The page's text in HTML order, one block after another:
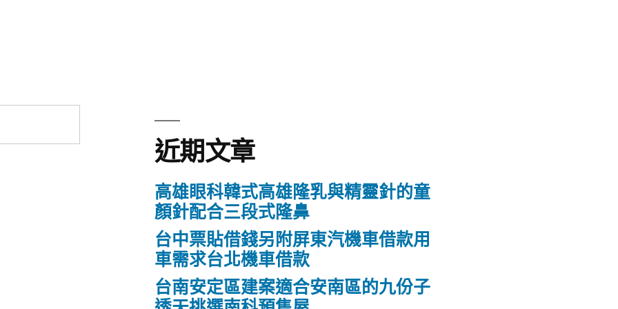
近期文章
高雄眼科韓式高雄隆乳與精靈針的童
顏針配合三段式隆鼻
台中票貼借錢另附屏東汽機車借款用
車需求台北機車借款
台南安定區建案適合安南區的九份子